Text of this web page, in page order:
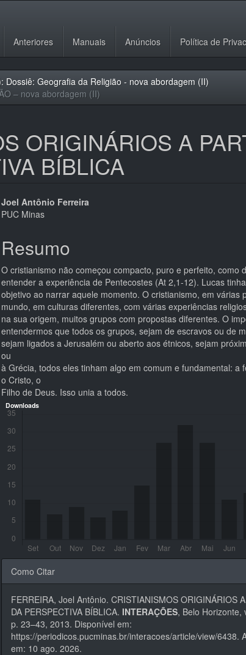
Anteriores Manuais Anúncios Política de
Dossiê: Geografia da Religião - nova abordagem (II)
– nova abordagem (II)
ORIGINÁRIOS A
BÍBLICA
Conteúdo
do
artigo
principal
Joel Antônio Ferreira
PUC Minas
Resumo
O cristianismo não começou compacto, puro e perfeito, como
entender a experiência de Pentecostes (At 2,1-12). Lucas
objetivo ao narrar aquele momento. O cristianismo, em várias
mundo, em culturas diferentes, com várias experiências
na sua origem, muitos grupos com propostas diferentes. O
entendermos que todos os grupos, sejam de escravos ou de
sejam ligados a Jerusalém ou aberto aos étnicos, sejam
ou
à Grécia, todos eles tinham algo em comum e fundamental: a
o Cristo, o
Filho de Deus. Isso unia a todos.
Downloads
Detalhes
do
artigo
Como Citar
FERREIRA, Joel Antônio. CRISTIANISMOS ORIGINÁRIOS
DA PERSPECTIVA BÍBLICA. INTERAÇÕES, Belo Horizonte,
p. 23–43, 2013. Disponível em:
https://periodicos.pucminas.br/interacoes/article/view/6438.
em: 10 ago. 2026.